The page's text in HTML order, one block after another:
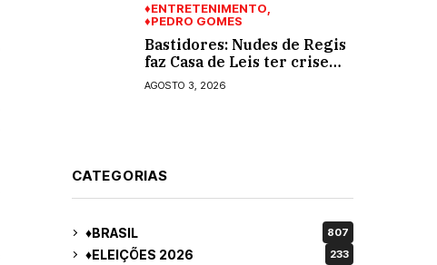
♦ENTRETENIMENTO
♦PEDRO GOMES
Bastidores: Nudes de Regis
faz Casa de Leis ter crise
moral e ética. Respinga em
todos os vereadores e
AGOSTO 3, 2026
CATEGORIAS
♦BRASIL 807
♦ELEIÇÕES 2026 233